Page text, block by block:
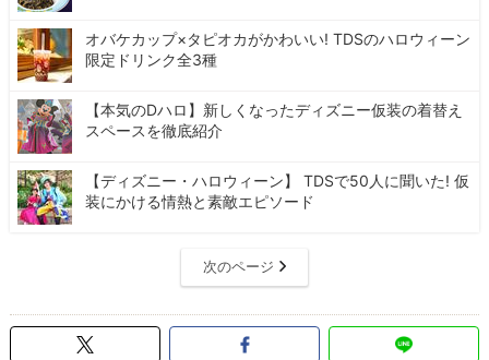
オバケカップ×タピオカがかわいい! TDSのハロウィーン
限定ドリンク全3種
【本気のDハロ】新しくなったディズニー仮装の着替え
スペースを徹底紹介
【ディズニー・ハロウィーン】 TDSで50人に聞いた! 仮
装にかける情熱と素敵エピソード
次のページ